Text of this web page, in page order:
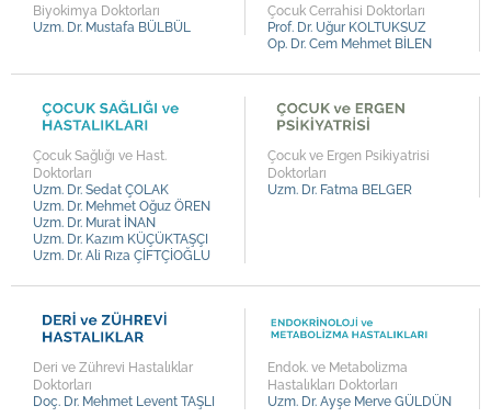
Op. Dr. Enver SORKUN
Op. Dr. Mustafa İsmet TATAR
Op. Dr. Nezir OKUMUŞ
Op. Dr. Kemal Aytekin DURSUN
Op. Dr. Kayhan TARIM
Op. Dr. Savaş ŞAHİNLİ
Op. Dr. Halil UÇ
Prof. Dr. Mustafa SERİNKEN
Prof. Dr. Uğur KOLTUKSUZ
Prof. Dr. Ali Vefa ÖZCAN
Biyokimya Doktorları
Uzm. Dr. Mustafa BÜLBÜL
Çocuk Cerrahisi Doktorları
Prof. Dr. Uğur KOLTUKSUZ
Op. Dr. Cem Mehmet BİLEN
Çocuk Sağlığı ve Hast.
Doktorları
Uzm. Dr. Sedat ÇOLAK
Uzm. Dr. Mehmet Oğuz ÖREN
Uzm. Dr. Murat İNAN
Uzm. Dr. Kazım KÜÇÜKTAŞÇI
Uzm. Dr. Ali Rıza ÇİFTÇİOĞLU
Çocuk ve Ergen Psikiyatrisi
Doktorları
Uzm. Dr. Fatma BELGER
Deri ve Zührevi Hastalıklar
Doktorları
Doç. Dr. Mehmet Levent TAŞLI
Endok. ve Metabolizma
Hastalıkları Doktorları
Uzm. Dr. Ayşe Merve GÜLDÜN